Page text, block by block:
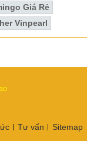
Giá Rẻ
Vinpearl
Tư vấn Sitemap